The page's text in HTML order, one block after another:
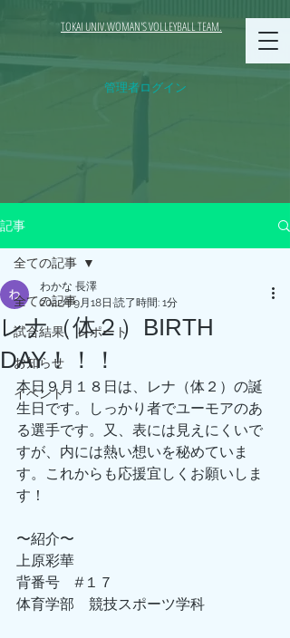
TOKAI UNIV.WOMAN'S VOLLEYBALL TEAM.
管理者ログイン
記事
全ての記事
試合結果、レポート
お知らせ
イベント
全ての記事
レナ（体２）BIRTH
DAY！！！
わかな 長澤
2022年9月18日 読了時間: 1分
本日９月１８日は、レナ（体２）の誕
生日です。しっかり者でユーモアのあ
る選手です。又、表には見えにくいで
すが、内には熱い想いを秘めていま
す。これからも応援宜しくお願いしま
す！
〜紹介〜
上原彩華
背番号　#１７
体育学部　競技スポーツ学科